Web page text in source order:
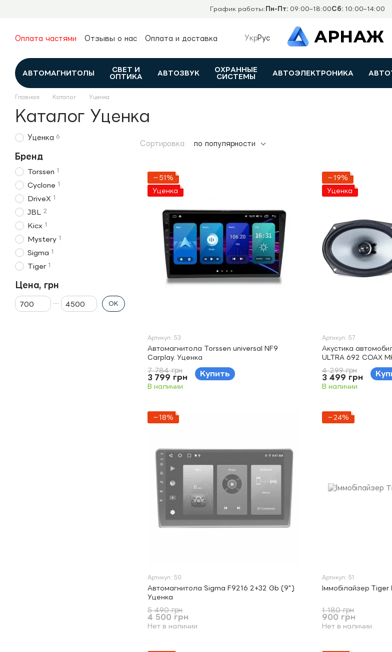
График работы: Пн-Пт:09:00–18:00Сб:10:00–14:00
Оплата частями Отзывы о нас
Оплата и доставка
Контакты
Каталог
УкрРус
АВТОМАГНИТОЛЫ
СВЕТ И
ОПТИКА
АВТОЗВУК
ОХРАННЫЕ
СИСТЕМЫ
АВТОЭЛЕКТРОНИКА
Главная Каталог Уценка
Каталог Уценка
Сортировка: по популярности
−51%
Уценка
Артикул: 53
Автомагнитола Torssen universal NF9
Carplay. Уценка
7 784 грн
3 799 грн Купить
В наличии
−19%
Уценка
Артикул: 57
Акустика
ULTRA 692 COAX
4 299 грн
3 499 грн
В наличии
−18%
Артикул: 50
Автомагнитола Sigma F9216 2+32 Gb (9")
Уценка
5 490 грн
4 500 грн
Нет в наличии
−24%
Артикул: 51
Іммобілайзер
1 180 грн
900 грн
Нет в наличии
Уценка 6
Бренд
Torssen 1
Cyclone 1
DriveX 1
JBL 2
Kicx 1
Mystery 1
Sigma 1
Tiger 1
Цена, грн
От Цена, грн
До Цена, грн
OK